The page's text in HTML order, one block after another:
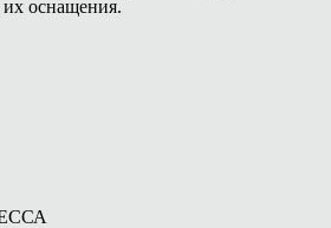
их оснащения.